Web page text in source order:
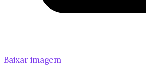
Baixar imagem